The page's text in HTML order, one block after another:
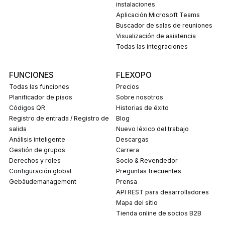
instalaciones
Aplicación Microsoft Teams
Buscador de salas de reuniones
Visualización de asistencia
Todas las integraciones
FUNCIONES
Todas las funciones
Planificador de pisos
Códigos QR
Registro de entrada / Registro de
salida
Análisis inteligente
Gestión de grupos
Derechos y roles
Configuración global
Gebäudemanagement
FLEXOPO
Precios
Sobre nosotros
Historias de éxito
Blog
Nuevo léxico del trabajo
Descargas
carrera
Socio & Revendedor
Preguntas frecuentes
prensa
API REST para desarrolladores
Mapa del sitio
Tienda online de socios B2B